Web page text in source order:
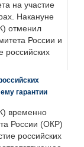
на участие
Накануне
отменил
России и
российских
гарантии
временно
России (ОКР)
российских